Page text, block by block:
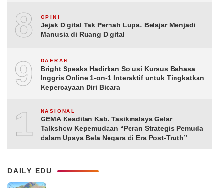
8 OPINI
Jejak Digital Tak Pernah Lupa: Belajar Menjadi
Manusia di Ruang Digital
9 DAERAH
Bright Speaks Hadirkan Solusi Kursus Bahasa
Inggris Online 1-on-1 Interaktif untuk Tingkatkan
Kepercayaan Diri Bicara
10NASIONAL
GEMA Keadilan Kab. Tasikmalaya Gelar
Talkshow Kepemudaan “Peran Strategis Pemuda
dalam Upaya Bela Negara di Era Post-Truth”
DAILY EDU